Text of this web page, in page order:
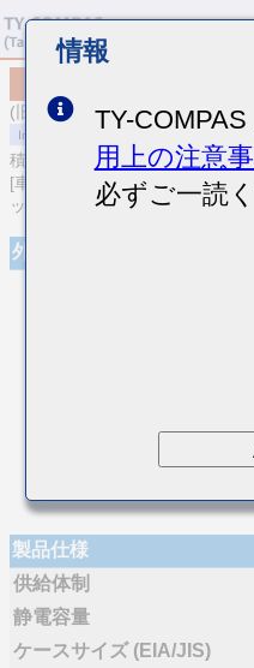
(旧品番 UMK063CK1R5CTHF)
積層セラミックコンデンサ
[車載ボディ/インフォ＆高信頼
ックコンデンサ (温度補償用)]
外観
製品仕様
供給体制
静電容量
ケースサイズ (EIA/JIS)
情報
TY-
用上の注意
必ずご一読